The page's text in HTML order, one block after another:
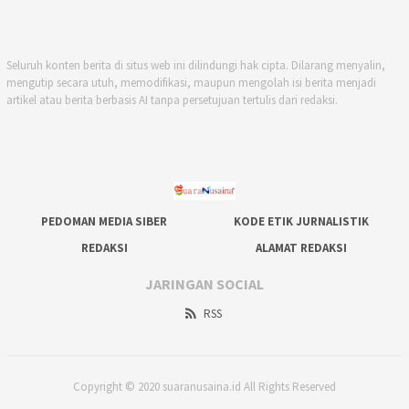
Seluruh konten berita di situs web ini dilindungi hak cipta. Dilarang menyalin,
mengutip secara utuh, memodifikasi, maupun mengolah isi berita menjadi
artikel atau berita berbasis AI tanpa persetujuan tertulis dari redaksi.
PEDOMAN MEDIA SIBER
KODE ETIK JURNALISTIK
REDAKSI
ALAMAT REDAKSI
JARINGAN SOCIAL
RSS
Copyright © 2020 suaranusaina.id All Rights Reserved